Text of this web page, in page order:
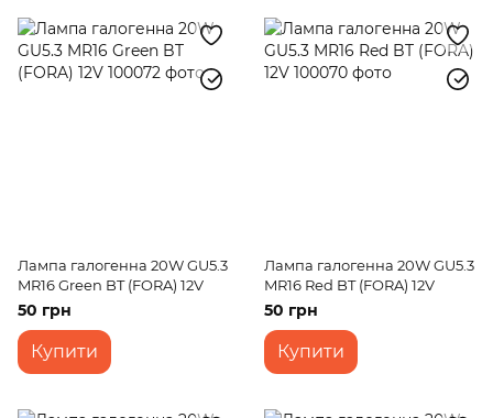
Лампа галогенна 20W GU5.3
MR16 Green BT (FORA) 12V
50 грн
Купити
Лампа галогенна 20W GU5.3
MR16 Red BT (FORA) 12V
50 грн
Купити